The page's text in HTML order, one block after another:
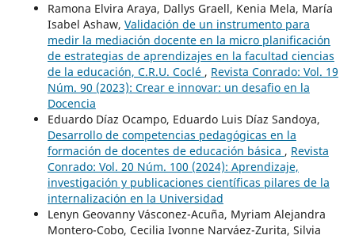
Ramona Elvira Araya, Dallys Graell, Kenia Mela, María
Isabel Ashaw, Validación de un instrumento para
medir la mediación docente en la micro planificación
de estrategias de aprendizajes en la facultad ciencias
de la educación, C.R.U. Coclé , Revista Conrado: Vol. 19
Núm. 90 (2023): Crear e innovar: un desafio en la
Docencia
Eduardo Díaz Ocampo, Eduardo Luis Díaz Sandoya,
Desarrollo de competencias pedagógicas en la
formación de docentes de educación básica , Revista
Conrado: Vol. 20 Núm. 100 (2024): Aprendizaje,
investigación y publicaciones científicas pilares de la
internalización en la Universidad
Lenyn Geovanny Vásconez-Acuña, Myriam Alejandra
Montero-Cobo, Cecilia Ivonne Narváez-Zurita, Silvia